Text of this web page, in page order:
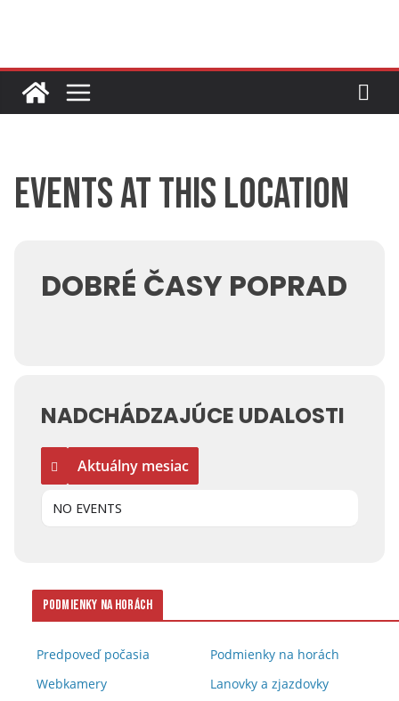
Events at this location
DOBRÉ ČASY POPRAD
NADCHÁDZAJÚCE UDALOSTI
Aktuálny mesiac
NO EVENTS
Podmienky na horách
Predpoveď počasia
Webkamery
Podmienky na horách
Lanovky a zjazdovky